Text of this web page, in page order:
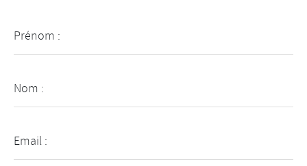
Prénom :
Nom :
Email :